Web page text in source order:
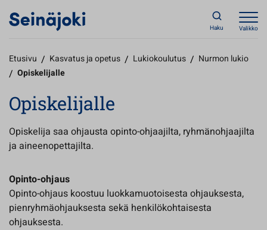
Haku Valikko
Etusivu / Kasvatus ja opetus / Lukiokoulutus / Nurmon lukio
/ Opiskelijalle
Opiskelijalle
Opiskelija saa ohjausta opinto-ohjaajilta, ryhmänohjaajilta
ja aineenopettajilta.
Opinto-ohjaus
Opinto-ohjaus koostuu luokkamuotoisesta ohjauksesta,
pienryhmäohjauksesta sekä henkilökohtaisesta
ohjauksesta.